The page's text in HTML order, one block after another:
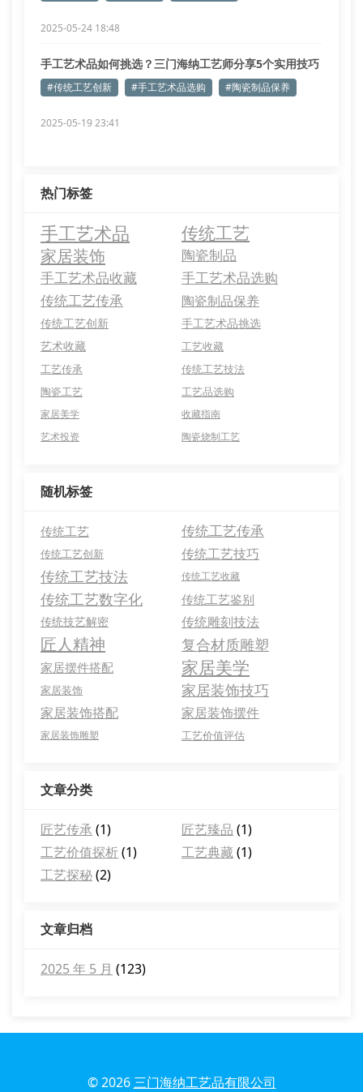
2025-05-24 18:48
手工艺术品如何挑选？三门海纳工艺师分享5个实用技巧
#传统工艺创新 #手工艺术品选购 #陶瓷制品保养
2025-05-19 23:41
热门标签
手工艺术品 传统工艺
家居装饰
陶瓷制品
手工艺术品收藏
手工艺术品选购
传统工艺传承
陶瓷制品保养
传统工艺创新
手工艺术品挑选
艺术收藏
工艺收藏
工艺传承
传统工艺技法
陶瓷工艺
工艺品选购
家居美学
收藏指南
艺术投资
陶瓷烧制工艺
随机标签
传统工艺 传统工艺传承
传统工艺创新 传统工艺技巧
传统工艺技法 传统工艺收藏
传统工艺数字化 传统工艺鉴别
传统技艺解密 传统雕刻技法
匠人精神 复合材质雕塑
家居摆件搭配 家居美学
家居装饰 家居装饰技巧
家居装饰搭配 家居装饰摆件
家居装饰雕塑 工艺价值评估
文章分类
匠艺传承 (1) 匠艺臻品 (1)
工艺价值探析(1) 工艺典藏(1)
工艺探秘(2)
文章归档
2025 年 5 月 (123)
© 2026三门海纳工艺品有限公司